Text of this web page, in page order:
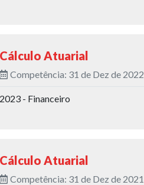
Cálculo Atuarial
Competência: 31 de Dez de 2022
2023 - Financeiro
Cálculo Atuarial
Competência: 31 de Dez de 2021